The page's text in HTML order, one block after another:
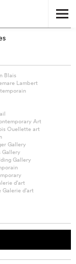
Blais
Lambert
Art
Ouellette art
Gallery
Gallery
Gallery
d’art
Galerie d’art